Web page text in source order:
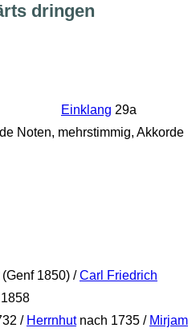
dringen
Einklang 29a
Noten, mehrstimmig, Akkorde
(Genf 1850) /Carl Friedrich
/ Herrnhutnach 1735 / Mirjam